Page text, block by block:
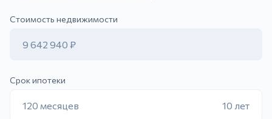
Стоимость недвижимости
9 642 940 ₽
Срок ипотеки
120 месяцев 10 лет